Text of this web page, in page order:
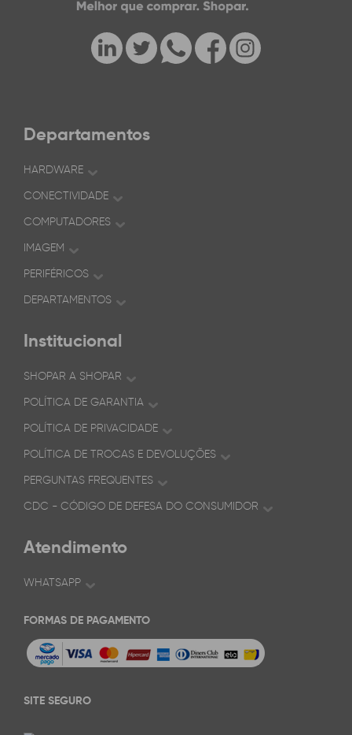
Departamentos
HARDWARE
CONECTIVIDADE
COMPUTADORES
IMAGEM
PERIFÉRICOS
DEPARTAMENTOS
Institucional
SHOPAR A SHOPAR
POLÍTICA DE GARANTIA
POLÍTICA DE PRIVACIDADE
POLÍTICA DE TROCAS E DEVOLUÇÕES
PERGUNTAS FREQUENTES
CDC - CÓDIGO DE DEFESA DO CONSUMIDOR
Atendimento
WHATSAPP
FORMAS DE PAGAMENTO
SITE SEGURO